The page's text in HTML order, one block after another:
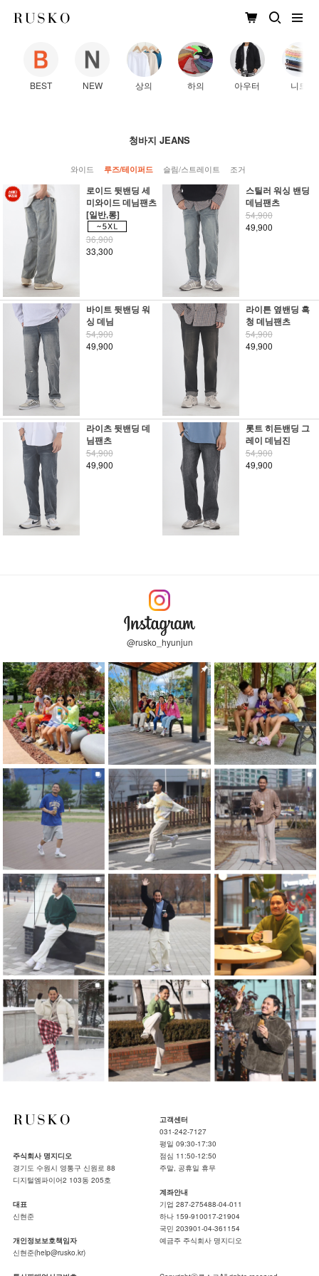
BEST NEW 상의 하의 아우터 니트
청바지 JEANS
와이드 루즈/테이퍼드 슬림/스트레이트 조거
로이드 뒷밴딩 세
미와이드 데님팬츠
[일반,롱]
36,900
33,300
스틸러 워싱 밴딩
데님팬츠
54,900
49,900
바이트 뒷밴딩 워
싱 데님
54,900
49,900
라이튼 옆밴딩 흑
청 데님팬츠
54,900
49,900
라이츠 뒷밴딩 데
님팬츠
54,900
49,900
롯트 히든밴딩 그
레이 데님진
54,900
49,900
@rusko_hyunjun
주식회사 명지디오
경기도 수원시 영통구 신원로 88
디지털엠파이어2 103동 205호
대표
신현준
개인정보보호책임자
신현준(help@rusko.kr)
고객센터
031-242-7127
평일 09:30-17:30
점심 11:50-12:50
주말, 공휴일 휴무
계좌안내
기업 287-275488-04-011
하나 159-910017-21904
국민 203901-04-361154
예금주 주식회사 명지디오